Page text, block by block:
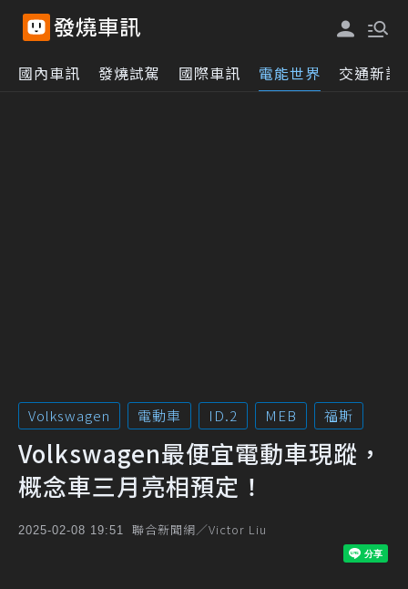
國內車訊 發燒試駕 國際車訊 電能世界 交通新訊
Volkswagen 電動車 ID.2 MEB 福斯
Volkswagen最便宜電動車現蹤，
概念車三月亮相預定！
2025-02-08 19:51 聯合新聞網／Victor Liu